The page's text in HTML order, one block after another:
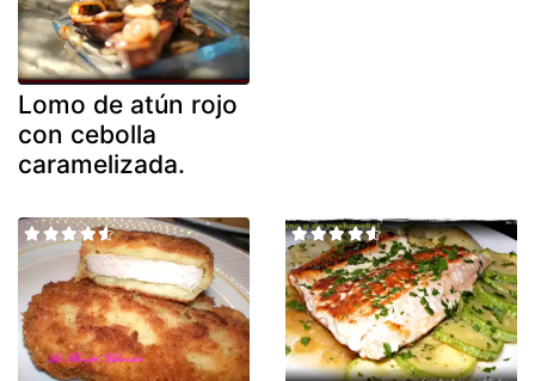
Lomo de atún rojo
con cebolla
caramelizada.